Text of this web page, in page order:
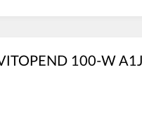
100-W